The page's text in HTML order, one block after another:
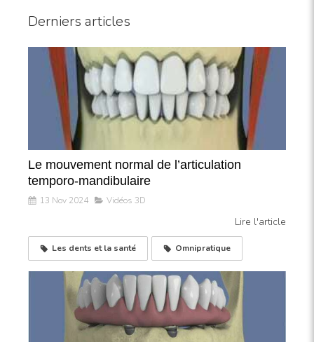
Derniers articles
Le mouvement normal de l’articulation
temporo-mandibulaire
13 Nov 2024 Vidéos 3D
Lire l'article
Les dents et la santé Omnipratique